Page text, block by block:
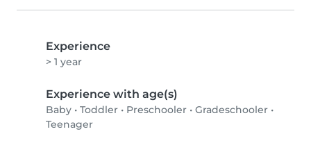
Experience
> 1 year
Experience with age(s)
Baby • Toddler • Preschooler • Gradeschooler •
Teenager